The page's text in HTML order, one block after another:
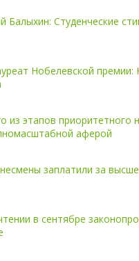
Балыхин: Студенческие
Нобелевской премии:
из этапов приоритетного
аферой
заплатили за
в сентябре